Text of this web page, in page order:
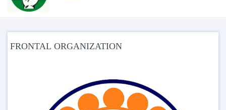
FRONTAL ORGANIZATION